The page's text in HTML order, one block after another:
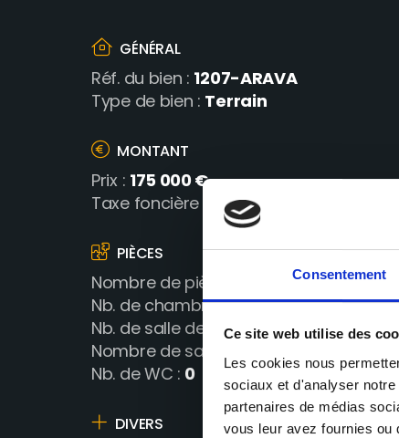
Consentement
Ce site web utilise des
Les cookies nous
sociaux et d'analyser
partenaires de médias
vous leur avez fournies
GÉNÉRAL
Réf. du bien : 1207-ARAVA
Type de bien : Terrain
MONTANT
Prix : 175 000 €
Taxe foncière : 24 €/an
PIÈCES
Nombre de pièces :
Nb. de chambres :0
Nb. de salle de bain :0
Nombre de salle d'eau : 0
Nb. de WC : 0
DIVERS